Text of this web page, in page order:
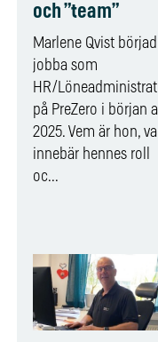
och ”team”
Marlene Qvist
jobba som
HR/
på PreZero i början
2025. Vem är hon,
innebär hennes roll
oc...